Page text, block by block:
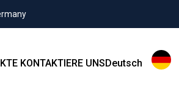
KONTAKTIERE UNSDeutsch